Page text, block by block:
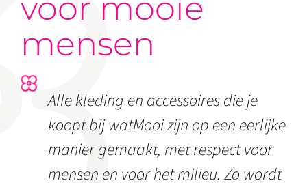
voor mooie
mensen
Alle kleding en accessoires die je
koopt bij watMooi zijn op een eerlijke
manier gemaakt, met respect voor
mensen en voor het milieu. Zo wordt